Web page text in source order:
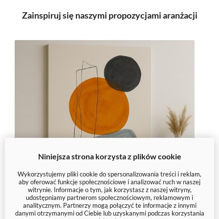
Zainspiruj się naszymi propozycjami aranżacji
Niniejsza strona korzysta z plików cookie
Wykorzystujemy pliki cookie do spersonalizowania treści i reklam,
aby oferować funkcje społecznościowe i analizować ruch w naszej
witrynie. Informacje o tym, jak korzystasz z naszej witryny,
udostępniamy partnerom społecznościowym, reklamowym i
analitycznym. Partnerzy mogą połączyć te informacje z innymi
danymi otrzymanymi od Ciebie lub uzyskanymi podczas korzystania